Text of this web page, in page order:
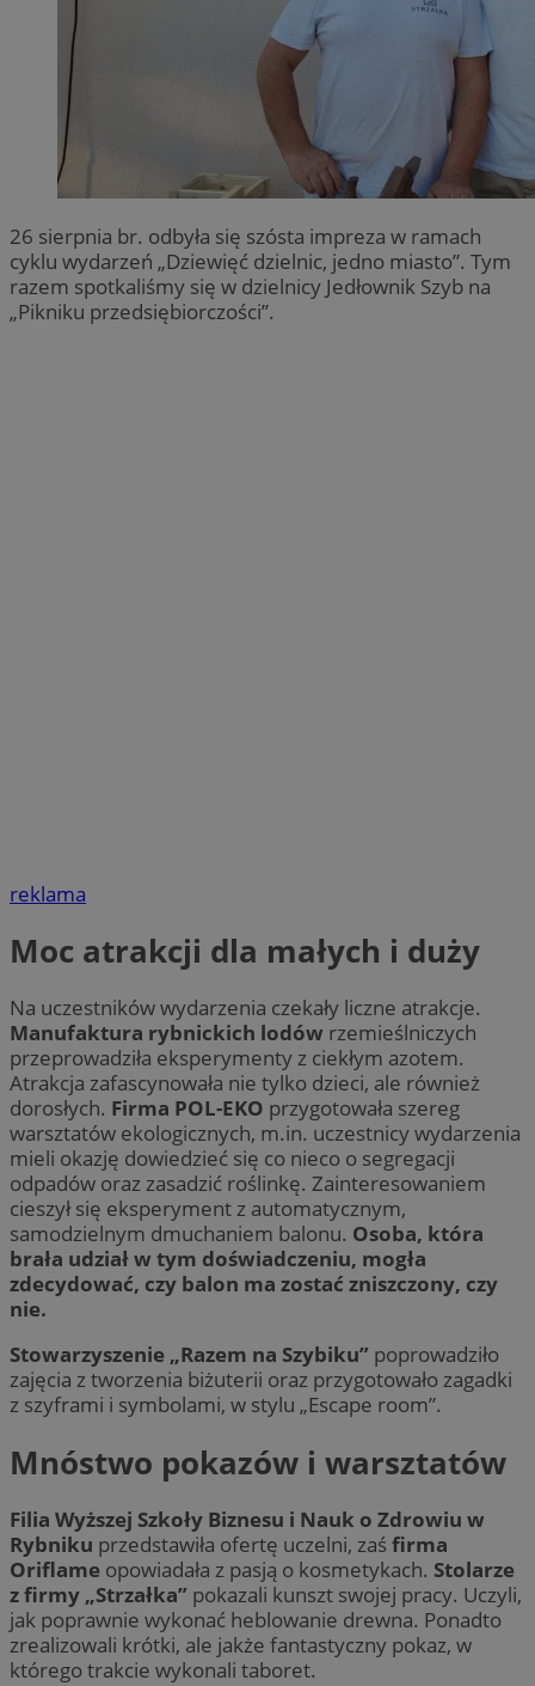
26 sierpnia br. odbyła się szósta impreza w ramach
cyklu wydarzeń „Dziewięć dzielnic, jedno miasto”. Tym
razem spotkaliśmy się w dzielnicy Jedłownik Szyb na
„Pikniku przedsiębiorczości”.
reklama
Moc atrakcji dla małych i duży
Na uczestników wydarzenia czekały liczne atrakcje.
Manufaktura rybnickich lodów rzemieślniczych
przeprowadziła eksperymenty z ciekłym azotem.
Atrakcja zafascynowała nie tylko dzieci, ale również
dorosłych. Firma POL-EKO przygotowała szereg
warsztatów ekologicznych, m.in. uczestnicy wydarzenia
mieli okazję dowiedzieć się co nieco o segregacji
odpadów oraz zasadzić roślinkę. Zainteresowaniem
cieszył się eksperyment z automatycznym,
samodzielnym dmuchaniem balonu. Osoba, która
brała udział w tym doświadczeniu, mogła
zdecydować, czy balon ma zostać zniszczony, czy
nie.
Stowarzyszenie „Razem na Szybiku” poprowadziło
zajęcia z tworzenia biżuterii oraz przygotowało zagadki
z szyframi i symbolami, w stylu „Escape room”.
Mnóstwo pokazów i warsztatów
Filia Wyższej Szkoły Biznesu i Nauk o Zdrowiu w
Rybniku przedstawiła ofertę uczelni, zaśfirma
Oriflame opowiadała z pasją o kosmetykach. Stolarze
z firmy „Strzałka” pokazali kunszt swojej pracy. Uczyli,
jak poprawnie wykonać heblowanie drewna. Ponadto
zrealizowali krótki, ale jakże fantastyczny pokaz, w
którego trakcie wykonali taboret.